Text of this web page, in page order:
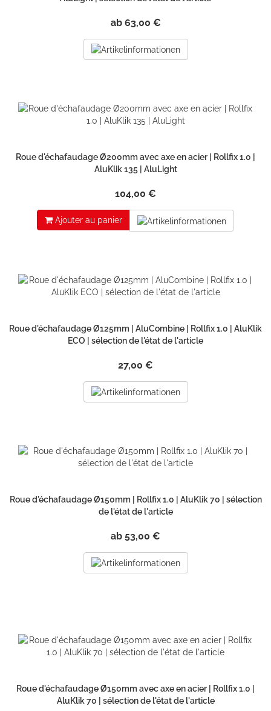
ab 63,00 €
Roue d'échafaudage Ø200mm avec axe en acier | Rollfix 1.0 |
AluKlik 135 | AluLight
104,00 €
Ajouter au panier
Roue d'échafaudage Ø125mm | AluCombine | Rollfix 1.0 | AluKlik
ECO | sélection de l'état de l'article
27,00 €
Roue d'échafaudage Ø150mm | Rollfix 1.0 | AluKlik 70 | sélection
de l'état de l'article
ab 53,00 €
Roue d'échafaudage Ø150mm avec axe en acier | Rollfix 1.0 |
AluKlik 70 | sélection de l'état de l'article